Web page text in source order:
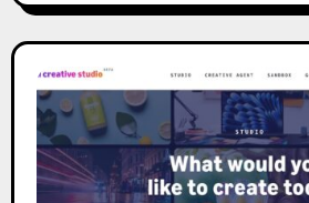
t
a
r
i
o
s